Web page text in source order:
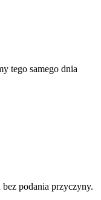
tego samego dnia
podania przyczyny.